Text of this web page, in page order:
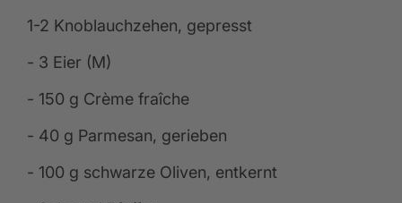
1-2 Knoblauchzehen, gepresst
- 3 Eier (M)
- 150 g Crème fraîche
- 40 g Parmesan, gerieben
- 100 g schwarze Oliven, entkernt